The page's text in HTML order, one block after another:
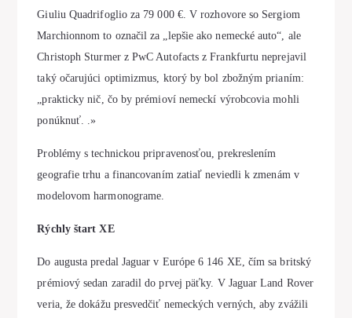
Giuliu Quadrifoglio za 79 000 €. V rozhovore so Sergiom
Marchionnom to označil za „lepšie ako nemecké auto“, ale
Christoph Sturmer z PwC Autofacts z Frankfurtu neprejavil
taký očarujúci optimizmus, ktorý by bol zbožným prianím:
„prakticky nič, čo by prémioví nemeckí výrobcovia mohli
ponúknuť. .»
Problémy s technickou pripravenosťou, prekreslením
geografie trhu a financovaním zatiaľ neviedli k zmenám v
modelovom harmonograme.
Rýchly štart XE
Do augusta predal Jaguar v Európe 6 146 XE, čím sa britský
prémiový sedan zaradil do prvej päťky. V Jaguar Land Rover
veria, že dokážu presvedčiť nemeckých verných, aby zvážili